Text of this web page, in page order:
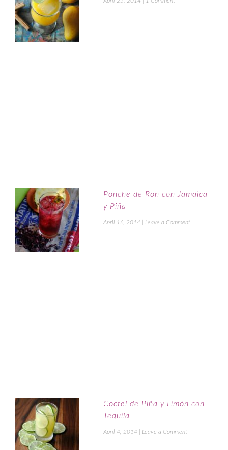
Ponche de Ron con Jamaica
y Piña
April 16, 2014 Leave a Comment
Coctel de Piña y Limón con
Tequila
April 4, 2014 Leave a Comment